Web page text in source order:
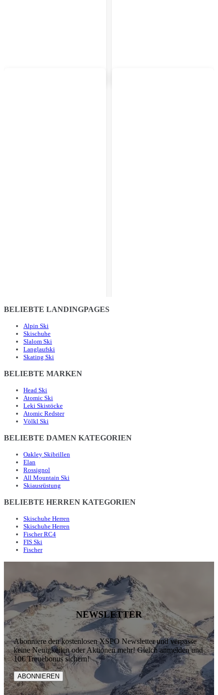
BELIEBTE LANDINGPAGES
Alpin Ski
Skischuhe
Slalom Ski
Langlaufski
Skating Ski
BELIEBTE MARKEN
Head Ski
Atomic Ski
Leki Skistöcke
Atomic Redster
Völkl Ski
BELIEBTE DAMEN KATEGORIEN
Oakley Skibrillen
Elan
Rossignol
All Mountain Ski
Skiausrüstung
BELIEBTE HERREN KATEGORIEN
Skischuhe Herren
Skischuhe Herren
Fischer RC4
FIS Ski
Fischer
NEWSLETTER
Abonniere den kostenlosen XSPO Newsletter und verpasse
keine Neuigkeiten oder Aktionen mehr! Gleich anmelden und
10€ Treuebonus sichern!
ABONNIEREN